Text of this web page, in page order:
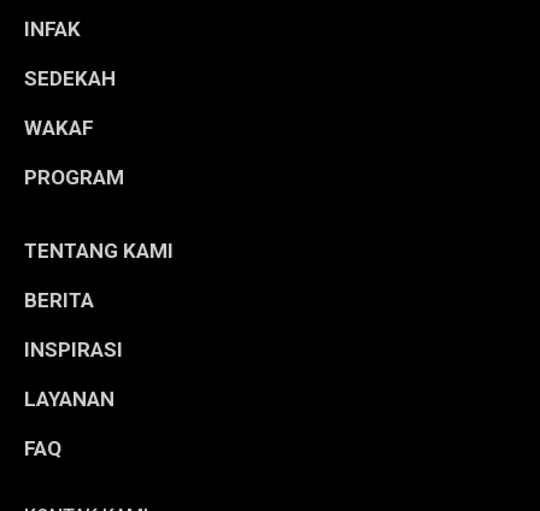
INFAK
SEDEKAH
WAKAF
PROGRAM
TENTANG KAMI
BERITA
INSPIRASI
LAYANAN
FAQ